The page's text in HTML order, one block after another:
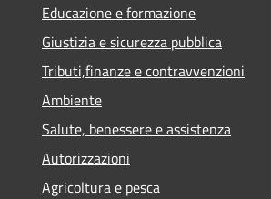
Educazione e formazione
Giustizia e sicurezza pubblica
Tributi,finanze e contravvenzioni
Ambiente
Salute, benessere e assistenza
Autorizzazioni
Agricoltura e pesca